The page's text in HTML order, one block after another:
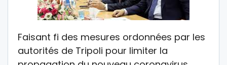
Faisant fi des mesures ordonnées par les
autorités de Tripoli pour limiter la